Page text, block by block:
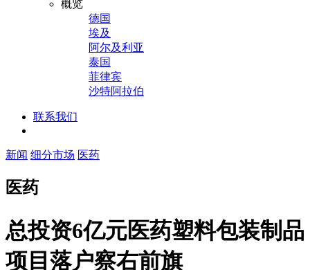
概览
德国
埃及
阿尔及利亚
泰国
菲律宾
沙特阿拉伯
联系我们
新闻 细分市场 医药
医药
总投资6亿元医药塑料包装制品
项目落户察右前旗